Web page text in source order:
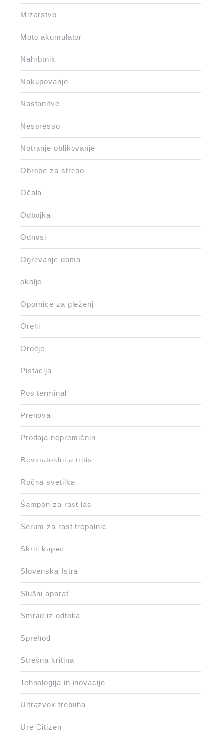
Mizarstvo
Moto akumulator
Nahrbtnik
Nakupovanje
Nastanitve
Nespresso
Notranje oblikovanje
Obrobe za streho
Očala
Odbojka
Odnosi
Ogrevanje doma
okolje
Opornice za gleženj
Orehi
Orodje
Pistacija
Pos terminal
Prenova
Prodaja nepremičnin
Revmatoidni artritis
Ročna svetilka
Šampon za rast las
Serum za rast trepalnic
Skriti kupec
Slovenska Istra
Slušni aparat
Smrad iz odtoka
Sprehod
Strešna kritina
Tehnologija in inovacije
Ultrazvok trebuha
Ure Citizen